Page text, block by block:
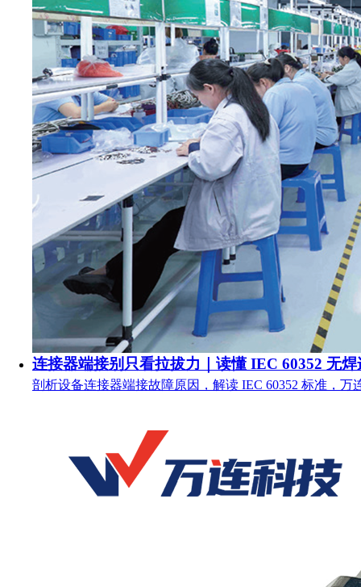
连接器端接别只看拉拔力｜读懂 IEC 60352 无
剖析设备连接器端接故障原因，解读 IEC 60352 标准，